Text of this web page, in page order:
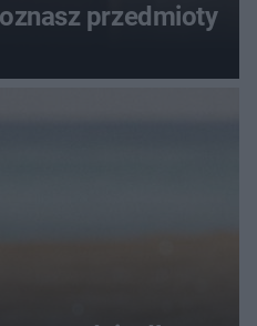
przedmioty